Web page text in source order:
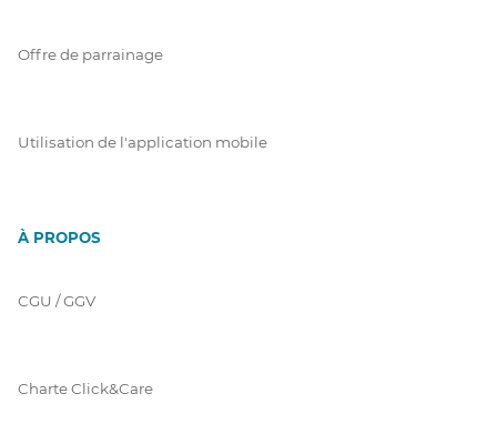
Offre de parrainage
Utilisation de l'application mobile
À PROPOS
CGU / GGV
Charte Click&Care